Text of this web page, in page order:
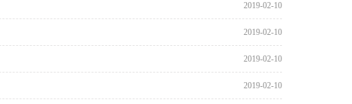
2019-02-10
2019-02-10
2019-02-10
2019-02-10